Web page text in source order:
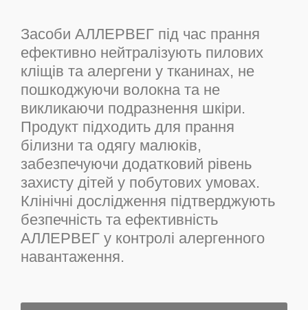
Засоби АЛЛЕРВЕГ під час прання
ефективно нейтралізують пилових
кліщів та алергени у тканинах, не
пошкоджуючи волокна та не
викликаючи подразнення шкіри.
Продукт підходить для прання
білизни та одягу малюків,
забезпечуючи додатковий рівень
захисту дітей у побутових умовах.
Клінічні дослідження підтверджують
безпечність та ефективність
АЛЛЕРВЕГ у контролі алергенного
навантаження.